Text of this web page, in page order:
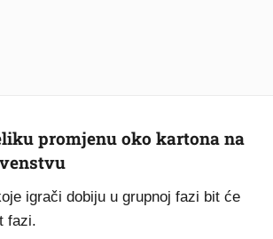
promjenu oko kartona na
igrači dobiju u grupnoj fazi bit će
fazi.